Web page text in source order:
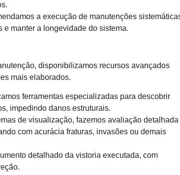
a execução de manutenções
e manter a longevidade do sistema.
disponibilizamos recursos avançados
mais elaborados.
ferramentas especializadas para descobrir
impedindo danos estruturais.
de visualização, fazemos avaliação detalhada
com acurácia fraturas, invasões ou demais
detalhado da vistoria executada, com